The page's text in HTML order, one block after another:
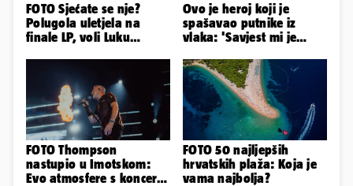
FOTO Sjećate se nje?
Polugola uletjela na
finale LP, voli Luku
Ovo je heroj koji je
spašavao putnike iz
vlaka: 'Savjest mi je
napravim...'
FOTO Thompson
nastupio u Imotskom:
Evo atmosfere s koncerta
FOTO 50 najljepših
hrvatskih plaža: Koja je
vama najbolja?